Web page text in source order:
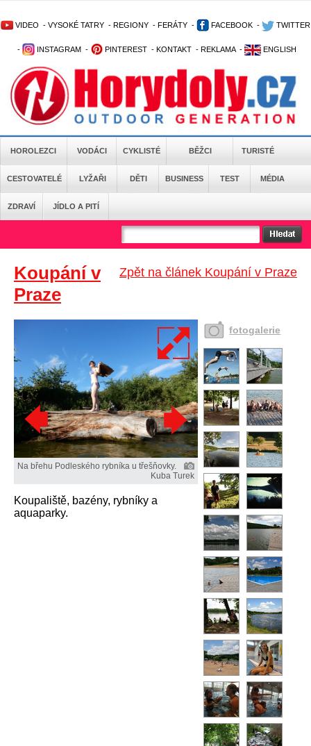
VIDEO - VYSOKÉ TATRY - REGIONY - FERÁTY - FACEBOOK - TWITTER
- INSTAGRAM - PINTEREST - KONTAKT - REKLAMA - ENGLISH
HOROLEZCI VODÁCI CYKLISTÉ BĚŽCI TURISTÉ
CESTOVATELÉ LYŽAŘI DĚTI BUSINESS TEST MÉDIA
ZDRAVÍ JÍDLO A PITÍ
Zpět na článek Koupání v Praze
Koupání v
Praze
Na břehu Podleského rybníka u třešňovky.
Kuba Turek
Koupaliště, bazény, rybníky a
aquaparky.
fotogalerie